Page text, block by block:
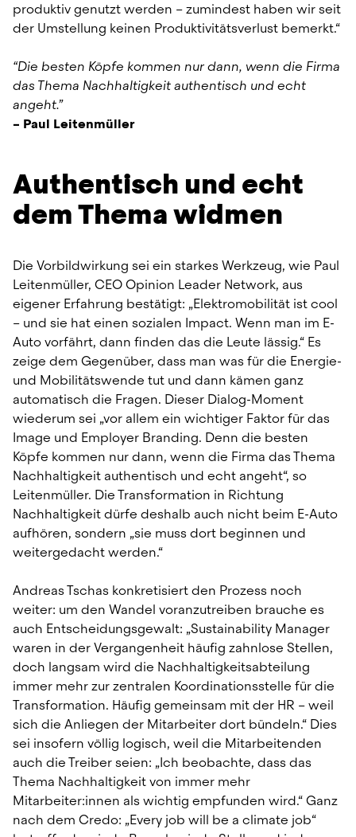
produktiv genutzt werden – zumindest haben wir seit
der Umstellung keinen Produktivitätsverlust bemerkt.“
“Die besten Köpfe kommen nur dann, wenn die Firma
das Thema Nachhaltigkeit authentisch und echt
angeht.”
– Paul Leitenmüller
Authentisch und echt
dem Thema widmen
Die Vorbildwirkung sei ein starkes Werkzeug, wie Paul
Leitenmüller, CEO Opinion Leader Network, aus
eigener Erfahrung bestätigt: „Elektromobilität ist cool
– und sie hat einen sozialen Impact. Wenn man im E-
Auto vorfährt, dann finden das die Leute lässig.“ Es
zeige dem Gegenüber, dass man was für die Energie-
und Mobilitätswende tut und dann kämen ganz
automatisch die Fragen. Dieser Dialog-Moment
wiederum sei „vor allem ein wichtiger Faktor für das
Image und Employer Branding. Denn die besten
Köpfe kommen nur dann, wenn die Firma das Thema
Nachhaltigkeit authentisch und echt angeht“, so
Leitenmüller. Die Transformation in Richtung
Nachhaltigkeit dürfe deshalb auch nicht beim E-Auto
aufhören, sondern „sie muss dort beginnen und
weitergedacht werden.“
Andreas Tschas konkretisiert den Prozess noch
weiter: um den Wandel voranzutreiben brauche es
auch Entscheidungsgewalt: „Sustainability Manager
waren in der Vergangenheit häufig zahnlose Stellen,
doch langsam wird die Nachhaltigkeitsabteilung
immer mehr zur zentralen Koordinationsstelle für die
Transformation. Häufig gemeinsam mit der HR – weil
sich die Anliegen der Mitarbeiter dort bündeln.“ Dies
sei insofern völlig logisch, weil die Mitarbeitenden
auch die Treiber seien: „Ich beobachte, dass das
Thema Nachhaltigkeit von immer mehr
Mitarbeiter:innen als wichtig empfunden wird.“ Ganz
nach dem Credo: „Every job will be a climate job“